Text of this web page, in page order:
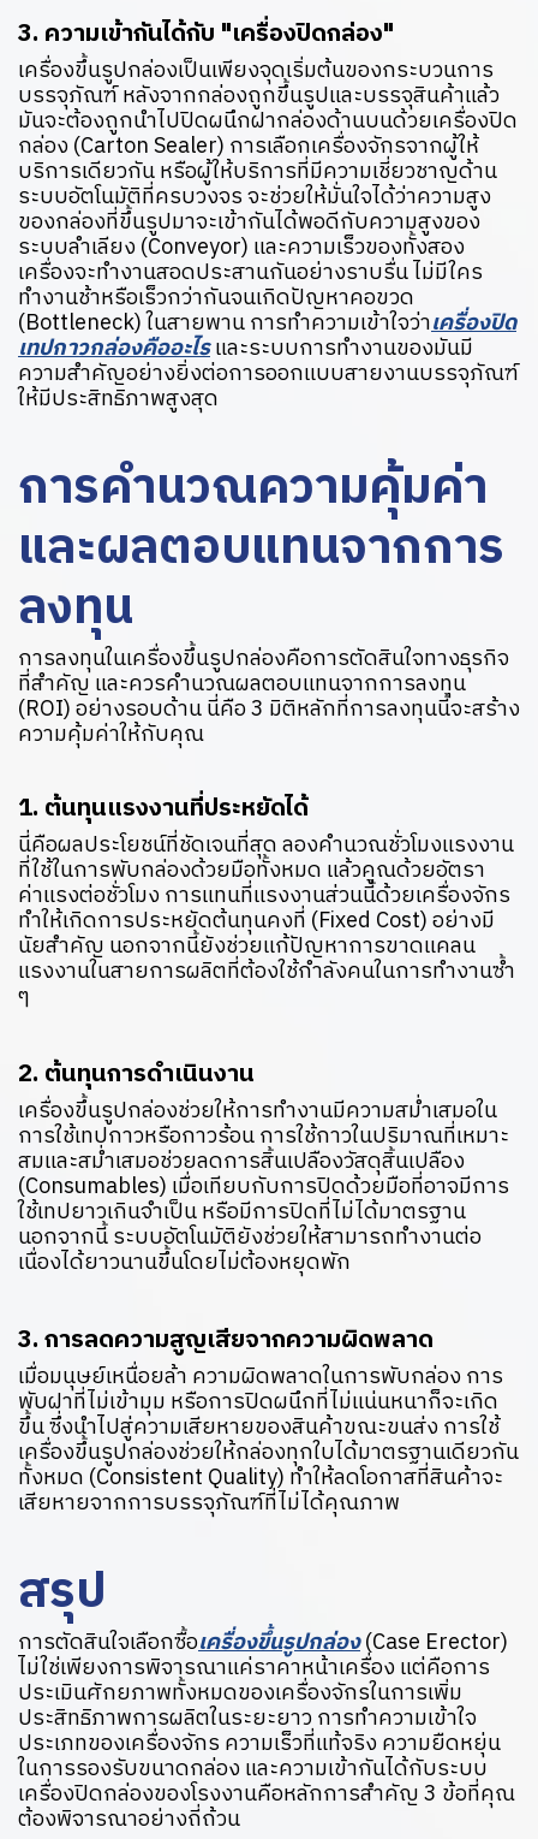
3. ความเข้ากันได้กับ "เครื่องปิดกล่อง"
เครื่องขึ้นรูปกล่องเป็นเพียงจุดเริ่มต้นของกระบวนการ
บรรจุภัณฑ์ หลังจากกล่องถูกขึ้นรูปและบรรจุสินค้าแล้ว
มันจะต้องถูกนำไปปิดผนึกฝากล่องด้านบนด้วยเครื่องปิด
กล่อง (Carton Sealer) การเลือกเครื่องจักรจากผู้ให้
บริการเดียวกัน หรือผู้ให้บริการที่มีความเชี่ยวชาญด้าน
ระบบอัตโนมัติที่ครบวงจร จะช่วยให้มั่นใจได้ว่าความสูง
ของกล่องที่ขึ้นรูปมาจะเข้ากันได้พอดีกับความสูงของ
ระบบลำเลียง (Conveyor) และความเร็วของทั้งสอง
เครื่องจะทำงานสอดประสานกันอย่างราบรื่น ไม่มีใคร
ทำงานช้าหรือเร็วกว่ากันจนเกิดปัญหาคอขวด
(Bottleneck) ในสายพาน การทำความเข้าใจว่าเครื่องปิด
เทปกาวกล่องคืออะไรและระบบการทำงานของมันมี
ความสำคัญอย่างยิ่งต่อการออกแบบสายงานบรรจุภัณฑ์
ให้มีประสิทธิภาพสูงสุด
การคำนวณความคุ้มค่า
และผลตอบแทนจากการ
ลงทุน
การลงทุนในเครื่องขึ้นรูปกล่องคือการตัดสินใจทางธุรกิจ
ที่สำคัญ และควรคำนวณผลตอบแทนจากการลงทุน
(ROI) อย่างรอบด้าน นี่คือ 3 มิติหลักที่การลงทุนนี้จะสร้าง
ความคุ้มค่าให้กับคุณ
1. ต้นทุนแรงงานที่ประหยัดได้
นี่คือผลประโยชน์ที่ชัดเจนที่สุด ลองคำนวณชั่วโมงแรงงาน
ที่ใช้ในการพับกล่องด้วยมือทั้งหมด แล้วคูณด้วยอัตรา
ค่าแรงต่อชั่วโมง การแทนที่แรงงานส่วนนี้ด้วยเครื่องจักร
ทำให้เกิดการประหยัดต้นทุนคงที่ (Fixed Cost) อย่างมี
นัยสำคัญ นอกจากนี้ยังช่วยแก้ปัญหาการขาดแคลน
แรงงานในสายการผลิตที่ต้องใช้กำลังคนในการทำงานซ้ำ
ๆ
2. ต้นทุนการดำเนินงาน
เครื่องขึ้นรูปกล่องช่วยให้การทำงานมีความสม่ำเสมอใน
การใช้เทปกาวหรือกาวร้อน การใช้กาวในปริมาณที่เหมาะ
สมและสม่ำเสมอช่วยลดการสิ้นเปลืองวัสดุสิ้นเปลือง
(Consumables) เมื่อเทียบกับการปิดด้วยมือที่อาจมีการ
ใช้เทปยาวเกินจำเป็น หรือมีการปิดที่ไม่ได้มาตรฐาน
นอกจากนี้ ระบบอัตโนมัติยังช่วยให้สามารถทำงานต่อ
เนื่องได้ยาวนานขึ้นโดยไม่ต้องหยุดพัก
3. การลดความสูญเสียจากความผิดพลาด
เมื่อมนุษย์เหนื่อยล้า ความผิดพลาดในการพับกล่อง การ
พับฝาที่ไม่เข้ามุม หรือการปิดผนึกที่ไม่แน่นหนาก็จะเกิด
ขึ้น ซึ่งนำไปสู่ความเสียหายของสินค้าขณะขนส่ง การใช้
เครื่องขึ้นรูปกล่องช่วยให้กล่องทุกใบได้มาตรฐานเดียวกัน
ทั้งหมด (Consistent Quality) ทำให้ลดโอกาสที่สินค้าจะ
เสียหายจากการบรรจุภัณฑ์ที่ไม่ได้คุณภาพ
สรุป
การตัดสินใจเลือกซื้อเครื่องขึ้นรูปกล่อง(Case Erector)
ไม่ใช่เพียงการพิจารณาแค่ราคาหน้าเครื่อง แต่คือการ
ประเมินศักยภาพทั้งหมดของเครื่องจักรในการเพิ่ม
ประสิทธิภาพการผลิตในระยะยาว การทำความเข้าใจ
ประเภทของเครื่องจักร ความเร็วที่แท้จริง ความยืดหยุ่น
ในการรองรับขนาดกล่อง และความเข้ากันได้กับระบบ
เครื่องปิดกล่องของโรงงานคือหลักการสำคัญ 3 ข้อที่คุณ
ต้องพิจารณาอย่างถี่ถ้วน